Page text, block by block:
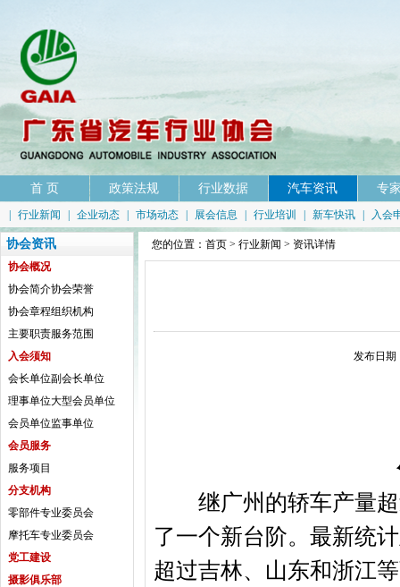
首 页 政策法规 行业数据 汽车资讯 专
行业新闻 企业动态 市场动态 展会信息 行业培训 新车快讯 入会
协会资讯
协会概况
协会简介协会荣誉
协会章程组织机构
主要职责服务范围
入会须知
会长单位副会长单位
理事单位大型会员单位
会员单位监事单位
会员服务
服务项目
分支机构
零部件专业委员会
摩托车专业委员会
党工建设
摄影俱乐部
您的位置： 首页 > 行业新闻 > 资讯详情
发布日期
继广州的轿车产量超
了一个新台阶。最新统
超过吉林、山东和浙江